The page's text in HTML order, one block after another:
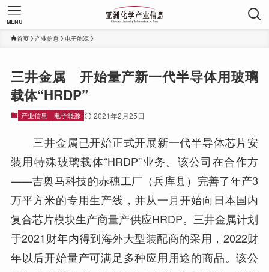
MENU
首页 产业信息 电子能源
三井金属 开始量产新一代半导体用玻璃
载体“HRDP”
产业信息 电子能源 2021年2月25日
三井金属已开始正式开展新一代半导体芯片安
装用特殊玻璃载体“HRDP”业务。该公司在合作方
——吉奥马科技的赤穗工厂（兵库县）完善了年产3
万平方米的专用生产线，并从一月开始向日本国内
复合芯片模块生产商量产供应HRDP。三井金属计划
于2021财年内得到海外大型装配商的采用，2022财
年以后开始量产可满足多种应用用途的商品。该公